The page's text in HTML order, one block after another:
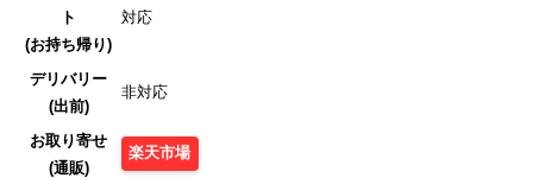
ト
(お持ち帰り)
対応
デリバリー
(出前)
非対応
お取り寄せ
(通販)
楽天市場